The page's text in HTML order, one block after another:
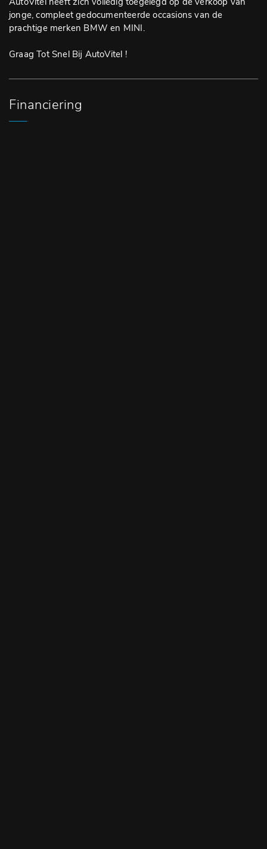
jonge, compleet gedocumenteerde occasions van de
prachtige merken BMW en MINI.
Graag Tot Snel Bij AutoVitel !
Financiering